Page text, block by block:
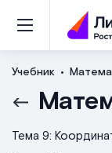
Учебник
Тема 9: